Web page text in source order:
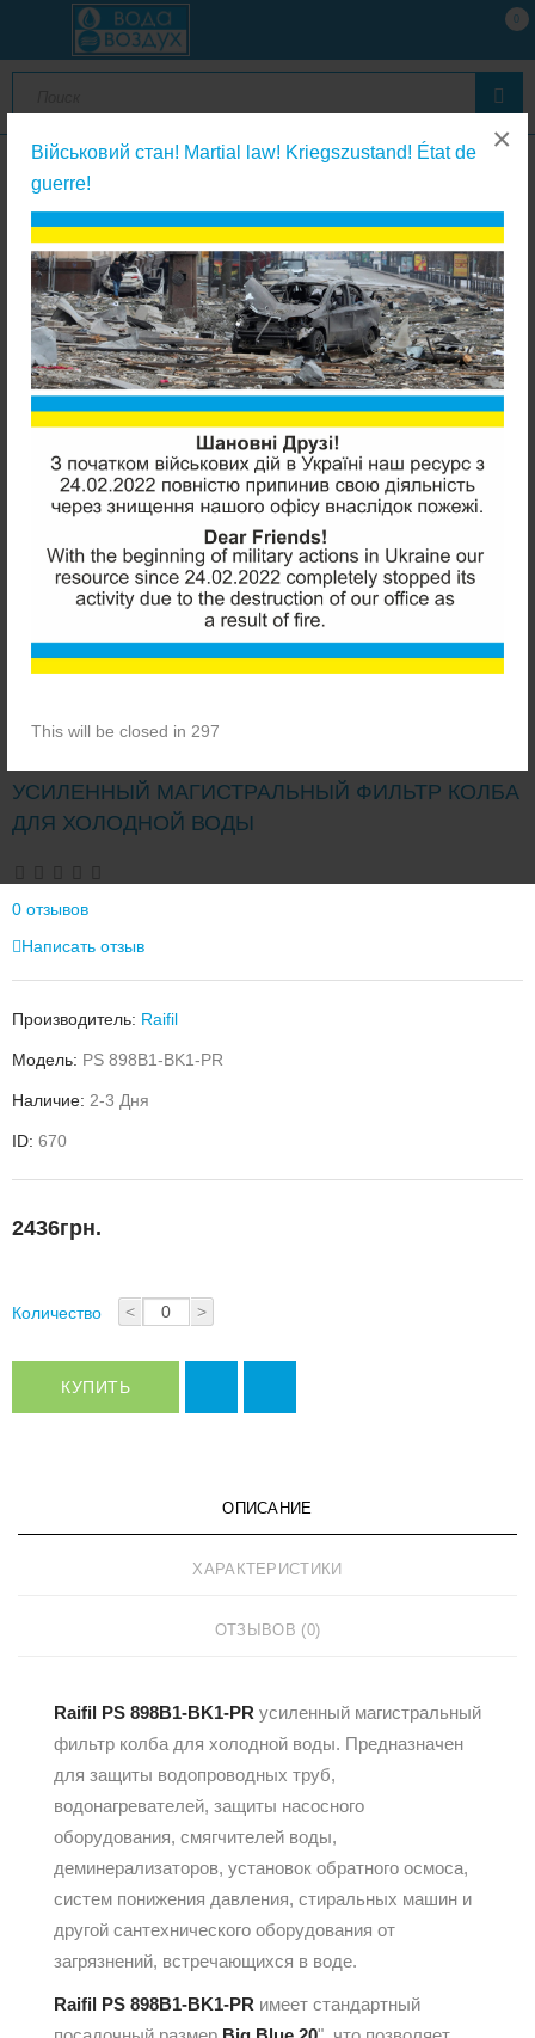
Військовий стан! Martial law! Kriegszustand! État de
guerre!
This will be closed in 297
×
0
Фильтры с сменным картриджем
Raifil PS 898B1-BK1-PR Big Blue 20"
УСИЛЕННЫЙ МАГИСТРАЛЬНЫЙ ФИЛЬТР КОЛБА
ДЛЯ ХОЛОДНОЙ ВОДЫ
0 отзывов
Написать отзыв
Производитель: Raifil
Модель: PS 898B1-BK1-PR
Наличие: 2-3 Дня
ID: 670
2436грн.
Количество < >
КУПИТЬ
ОПИСАНИЕ
ХАРАКТЕРИСТИКИ
ОТЗЫВОВ (0)
Raifil PS 898B1-BK1-PR усиленный магистральный
фильтр колба для холодной воды. Предназначен
для защиты водопроводных труб,
водонагревателей, защиты насосного
оборудования, смягчителей воды,
деминерализаторов, установок обратного осмоса,
систем понижения давления, стиральных машин и
другой сантехнического оборудования от
загрязнений, встречающихся в воде.
Raifil PS 898B1-BK1-PR имеет стандартный